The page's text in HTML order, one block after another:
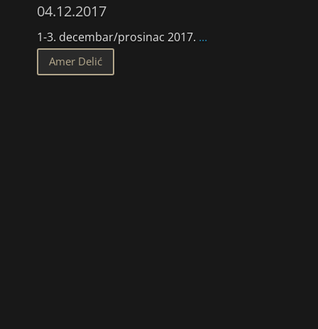
04.12.2017
1-3. decembar/prosinac 2017. ...
Amer Delić